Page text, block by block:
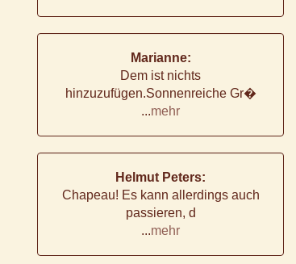
Marianne:
Dem ist nichts
hinzuzufügen.Sonnenreiche Gr�
...mehr
Helmut Peters:
Chapeau! Es kann allerdings auch
passieren, d
...mehr